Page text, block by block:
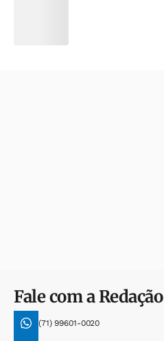
Fale com a Redação
(71) 99601-0020